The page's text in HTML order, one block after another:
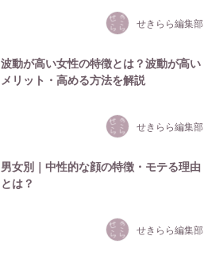
せきらら編集部
波動が高い女性の特徴とは？波動が高い
メリット・高める方法を解説
せきらら編集部
男女別｜中性的な顔の特徴・モテる理由
とは？
せきらら編集部